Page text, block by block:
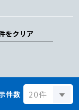
をクリア
件数